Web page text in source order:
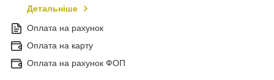
Детальніше
Оплата на рахунок
Оплата на карту
Оплата на рахунок ФОП